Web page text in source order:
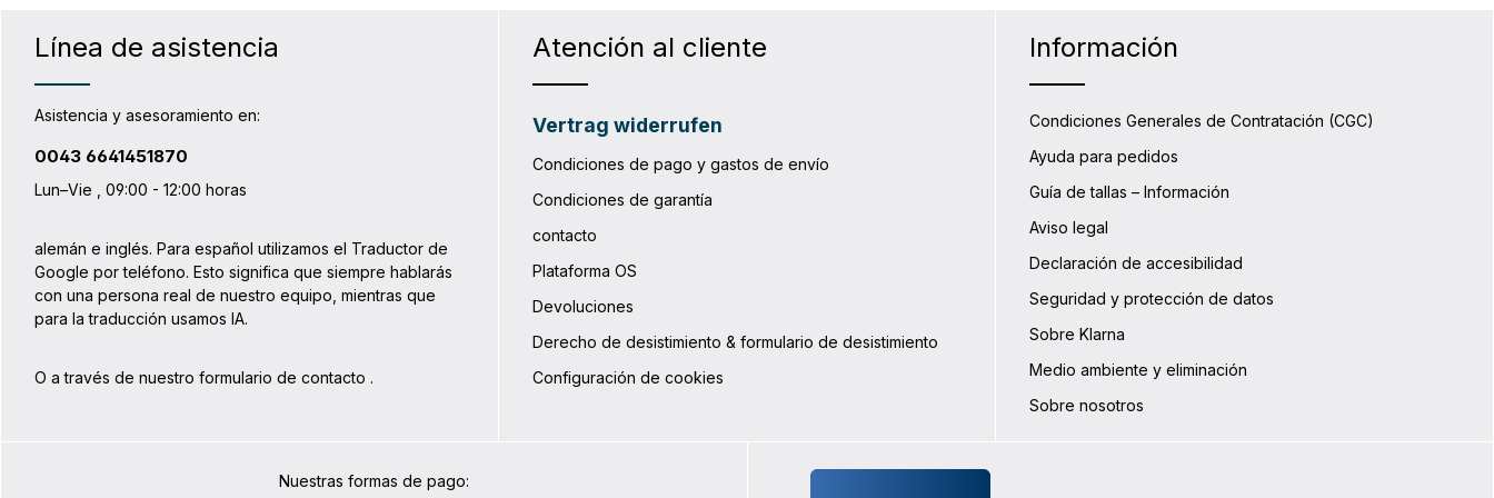
carga adicionales también facilitan el
transporte de bolsas con cierres
QL1, QL2 y QL2.1 y protección del borde
tamaño de la mochila Peso mínimo
correas Nota: ¡No es adecuada para el
cmProfundidad: 7,5 cm
Pannier.
Línea de asistencia
Asistencia y asesoramiento en:
0043 6641451870
Lun–Vie , 09:00 - 12:00 horas
alemán e inglés. Para español utilizamos el Traductor de
Google por teléfono. Esto significa que siempre hablarás
con una persona real de nuestro equipo, mientras que
para la traducción usamos IA.
O a través de nuestro formulario de contacto .
Atención al cliente
Vertrag widerrufen
Condiciones de pago y gastos de envío
Condiciones de garantía
contacto
Plataforma OS
Devoluciones
Derecho de desistimiento & formulario de desistimiento
Configuración de cookies
Información
Condiciones Generales de Contratación (CGC)
Ayuda para pedidos
Guía de tallas – Información
Aviso legal
Declaración de accesibilidad
Seguridad y protección de datos
Sobre Klarna
Medio ambiente y eliminación
Sobre nosotros
Nuestras formas de pago: